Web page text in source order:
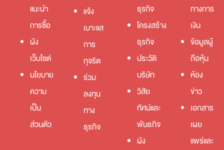
แนะนำ
การซื้อ
ผัง
เว็บไซต์
นโยบาย
ความ
เป็น
ส่วนตัว
แจ้ง
เบาะแส
การ
ทุจริต
ร่วม
ลงทุน
ทาง
ธุรกิจ
ธุรกิจ
โครงสร้าง
ธุรกิจ
ประวัติ
บริษัท
วิสัย
ทัศน์และ
พันธกิจ
ผัง
ทางการ
เงิน
ข้อมูลผู้
ถือหุ้น
ห้อง
ข่าว
เอกสาร
เผย
แพร่และ